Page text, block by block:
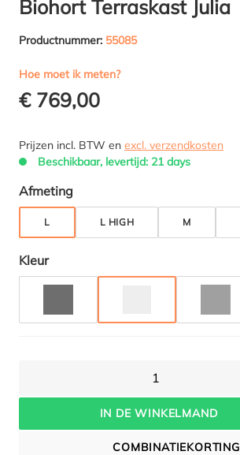
Biohort Terraskast Julia
Productnummer: 55085
Hoe moet ik meten?
€ 769,00
Prijzen incl. BTW en excl. verzendkosten
Beschikbaar, levertijd: 21 days
Selecteer
Afmeting
L L HIGH M
Selecteer
Kleur
1
IN DE WINKELMAND
COMBINATIEKORTING